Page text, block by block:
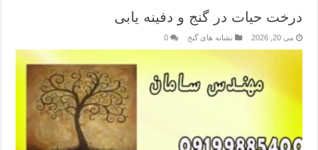
درخت حیات در گنج و دفینه یابی
می 20, 2026 نشانه های گنج 0